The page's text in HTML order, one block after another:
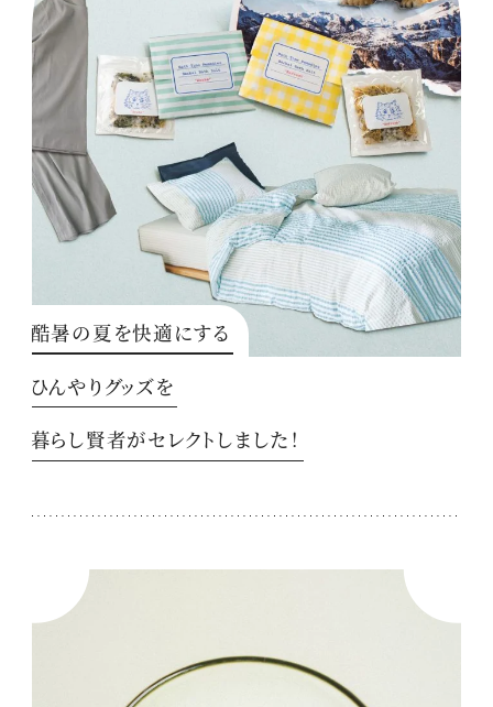
酷暑の夏を快適にする
ひんやりグッズを
暮らし賢者がセレクトしました！